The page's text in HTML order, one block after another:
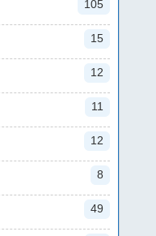
105
15
12
11
12
8
49